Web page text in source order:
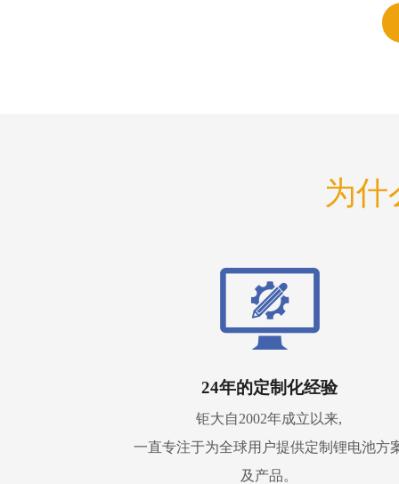
为什
24年的定制化经验
钜大自2002年成立以来,
一直专注于为全球用户提供定制锂电池方
及产品。